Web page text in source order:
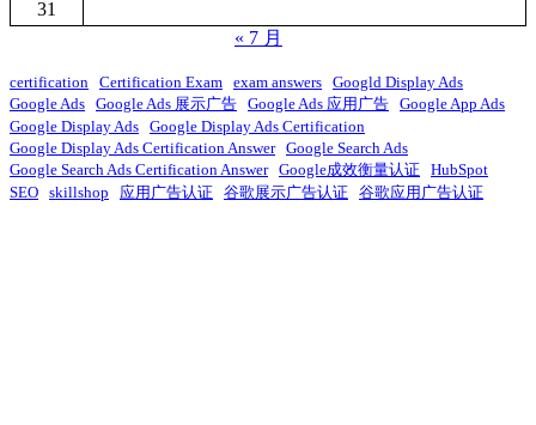
31
« 7 月
certification Certification Exam exam answers Googld Display Ads
Google Ads Google Ads 展示广告 Google Ads 应用广告 Google App Ads
Google Display Ads Google Display Ads Certification
Google Display Ads Certification Answer Google Search Ads
Google Search Ads Certification Answer Google成效衡量认证 HubSpot
SEO skillshop 应用广告认证 谷歌展示广告认证 谷歌应用广告认证